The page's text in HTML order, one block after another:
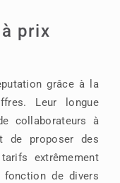
prix
grâce à la
Leur longue
collaborateurs à
de proposer des
extrêmement
de divers